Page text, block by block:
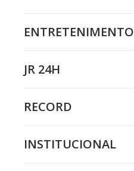
ENTRETENIMENTO
JR 24H
RECORD
INSTITUCIONAL